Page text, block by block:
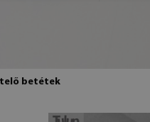
betétek